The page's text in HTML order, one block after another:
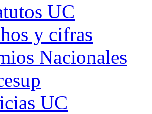
UC
y cifras
Nacionales
UC